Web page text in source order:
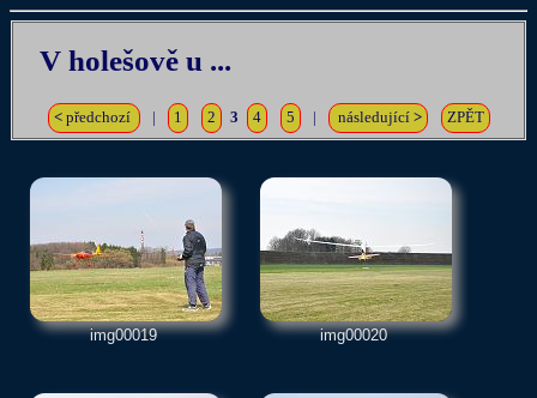
V holešově u ...
<předchozí 1 2 3 4 5 následující > ZPĚT
img00019 img00020